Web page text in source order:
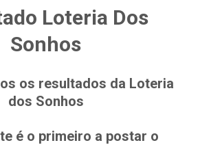
Loteria Dos
Sonhos
os resultados da Loteria
dos Sonhos
é o primeiro a postar o